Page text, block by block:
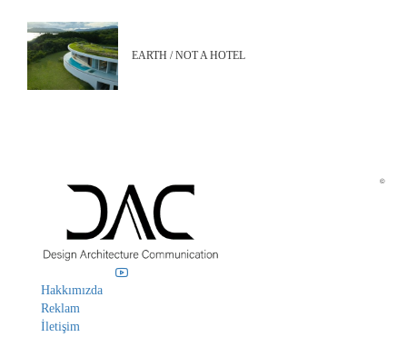
EARTH / NOT A HOTEL
Hakkımızda
Reklam
İletişim
©